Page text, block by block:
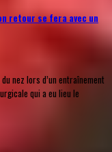
retour se fera avec un
nez lors d’un entraînement
qui a eu lieu le